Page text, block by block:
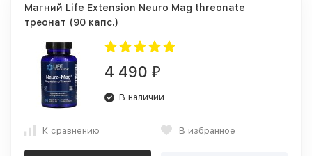
Магний Life Extension Neuro Mag threonate
треонат (90 капс.)
4 490 ₽
В наличии
К сравнению В избранное